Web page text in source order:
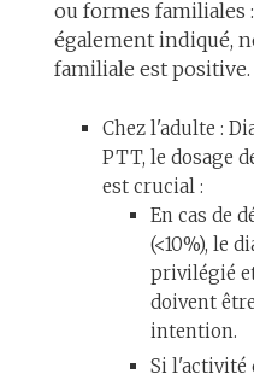
ou formes familiales
également indiqué,
familiale est positive.
Chez l'adulte :
PTT, le dosage
est crucial :
En cas de
(<10%), le
privilégié
doivent
intention.
Si l'activité